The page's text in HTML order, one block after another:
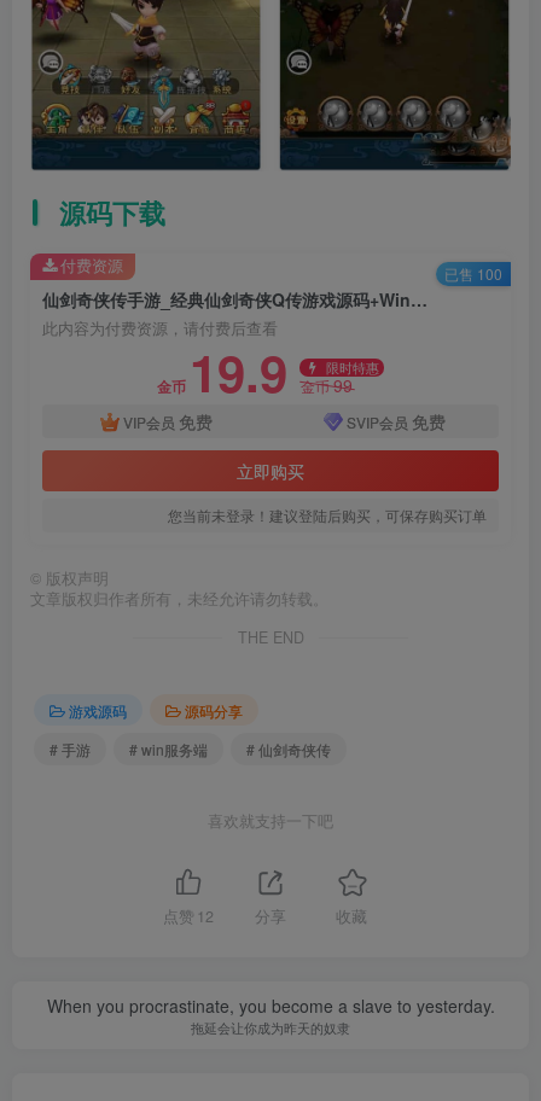
源码下载
仙剑奇侠传手游_经典仙剑奇侠Q传游戏源码+Win服务端+通用视频搭建教程+GM管理后台+物品充值工具+IOS安卓苹果双端
此内容为付费资源，请付费后查看
金币 19.9 限时特惠
金币99
VIP会员 免费 SVIP会员 免费
立即购买
您当前未登录！建议登陆后购买，可保存购买订单
付费资源 已售 100
© 版权声明
文章版权归作者所有，未经允许请勿转载。
THE END
游戏源码
源码分享
# 手游
# win服务端 # 仙剑奇侠传
喜欢就支持一下吧
点赞 12 分享 收藏
When you procrastinate, you become a slave to yesterday.
拖延会让你成为昨天的奴隶